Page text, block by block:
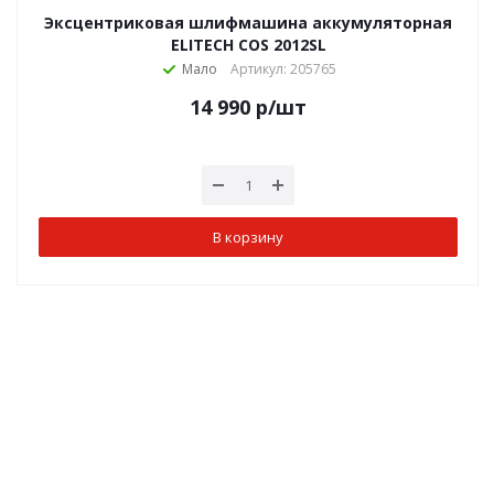
Эксцентриковая шлифмашина аккумуляторная
ELITECH COS 2012SL
Мало Артикул: 205765
14 990 р/шт
В корзину